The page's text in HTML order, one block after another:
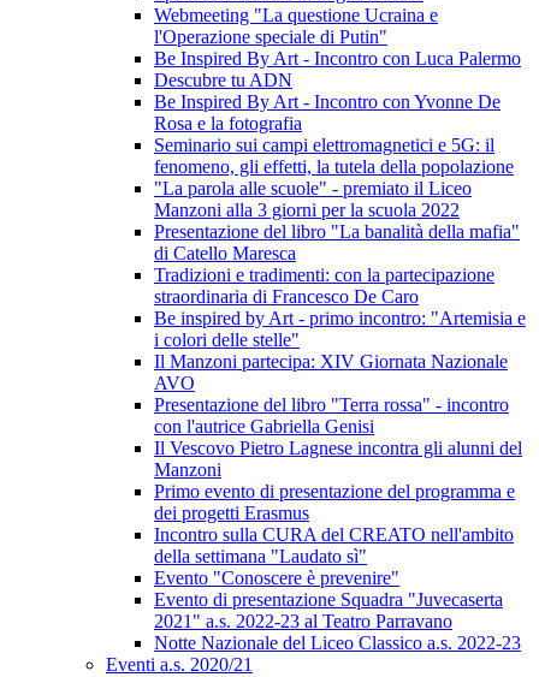
Webmeeting "La questione Ucraina e
l'Operazione speciale di Putin"
Be Inspired By Art - Incontro con Luca Palermo
Descubre tu ADN
Be Inspired By Art - Incontro con Yvonne De
Rosa e la fotografia
Seminario sui campi elettromagnetici e 5G: il
fenomeno, gli effetti, la tutela della popolazione
"La parola alle scuole" - premiato il Liceo
Manzoni alla 3 giorni per la scuola 2022
Presentazione del libro "La banalità della mafia"
di Catello Maresca
Tradizioni e tradimenti: con la partecipazione
straordinaria di Francesco De Caro
Be inspired by Art - primo incontro: "Artemisia e
i colori delle stelle"
Il Manzoni partecipa: XIV Giornata Nazionale
AVO
Presentazione del libro "Terra rossa" - incontro
con l'autrice Gabriella Genisi
Il Vescovo Pietro Lagnese incontra gli alunni del
Manzoni
Primo evento di presentazione del programma e
dei progetti Erasmus
Incontro sulla CURA del CREATO nell'ambito
della settimana "Laudato sì"
Evento "Conoscere è prevenire"
Evento di presentazione Squadra "Juvecaserta
2021" a.s. 2022-23 al Teatro Parravano
Notte Nazionale del Liceo Classico a.s. 2022-23
Eventi a.s. 2020/21